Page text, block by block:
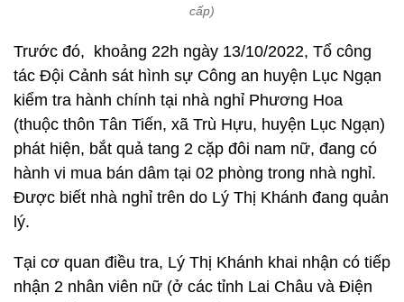
cấp)
Trước đó, khoảng 22h ngày 13/10/2022, Tổ công
tác Đội Cảnh sát hình sự Công an huyện Lục Ngạn
kiểm tra hành chính tại nhà nghỉ Phương Hoa
(thuộc thôn Tân Tiến, xã Trù Hựu, huyện Lục Ngạn)
phát hiện, bắt quả tang 2 cặp đôi nam nữ, đang có
hành vi mua bán dâm tại 02 phòng trong nhà nghỉ.
Được biết nhà nghỉ trên do Lý Thị Khánh đang quản
lý.
Tại cơ quan điều tra, Lý Thị Khánh khai nhận có tiếp
nhận 2 nhân viên nữ (ở các tỉnh Lai Châu và Điện